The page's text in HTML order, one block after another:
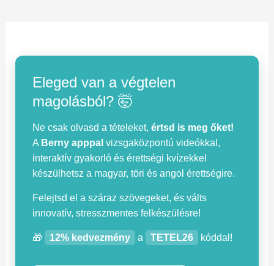
Eleged van a végtelen
magolásból? 🤯
Ne csak olvasd a tételeket,értsd is meg őket!
A Berny apppal vizsgaközpontú videókkal,
interaktív gyakorló és érettségi kvízekkel
készülhetsz a magyar, töri és angol érettségire.
Felejtsd el a száraz szövegeket, és válts
innovatív, stresszmentes felkészülésre!
🎁 12% kedvezmény a TETEL26 kóddal!